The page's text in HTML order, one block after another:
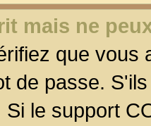
mais ne
que
de passe.
le support